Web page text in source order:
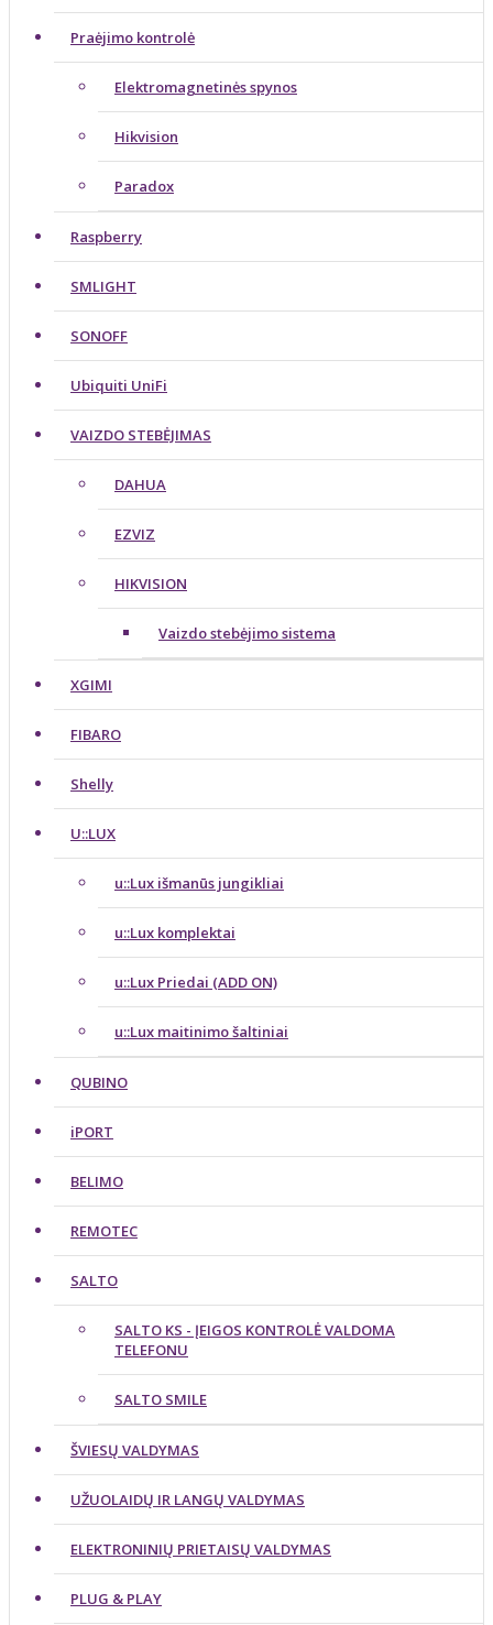
Praėjimo kontrolė
Elektromagnetinės spynos
Hikvision
Paradox
Raspberry
SMLIGHT
SONOFF
Ubiquiti UniFi
VAIZDO STEBĖJIMAS
DAHUA
EZVIZ
HIKVISION
Vaizdo stebėjimo sistema
XGIMI
FIBARO
Shelly
U::LUX
u::Lux išmanūs jungikliai
u::Lux komplektai
u::Lux Priedai (ADD ON)
u::Lux maitinimo šaltiniai
QUBINO
iPORT
BELIMO
REMOTEC
SALTO
SALTO KS - ĮEIGOS KONTROLĖ VALDOMA
TELEFONU
SALTO SMILE
ŠVIESŲ VALDYMAS
UŽUOLAIDŲ IR LANGŲ VALDYMAS
ELEKTRONINIŲ PRIETAISŲ VALDYMAS
PLUG & PLAY